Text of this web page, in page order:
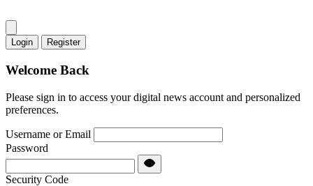
Login Register
Welcome Back
Please sign in to access your digital news account and personalized
preferences.
Username or Email
Password
Security Code